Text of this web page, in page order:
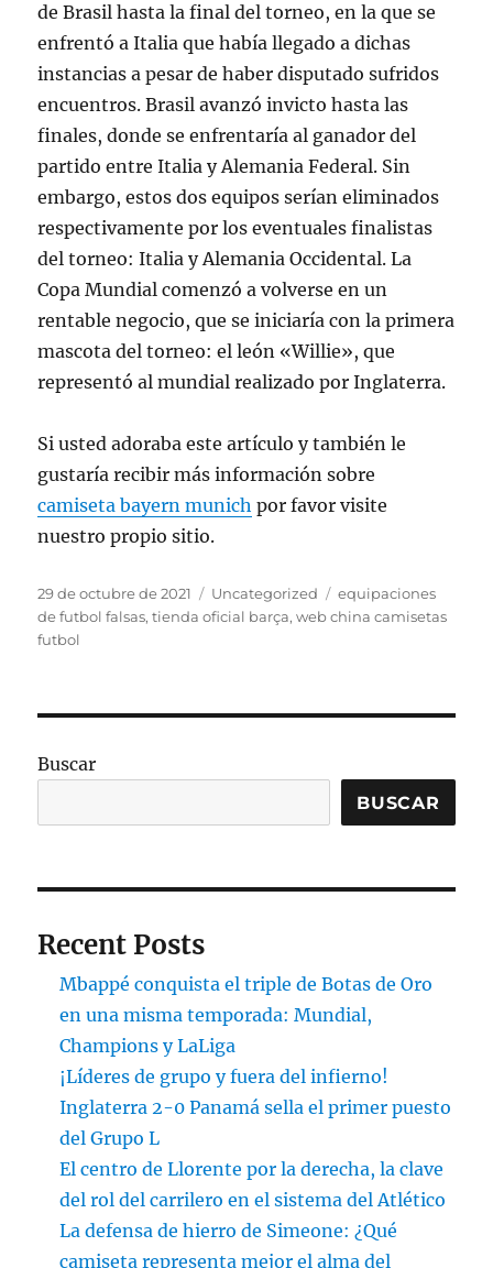
de Brasil hasta la final del torneo, en la que se
enfrentó a Italia que había llegado a dichas
instancias a pesar de haber disputado sufridos
encuentros. Brasil avanzó invicto hasta las
finales, donde se enfrentaría al ganador del
partido entre Italia y Alemania Federal. Sin
embargo, estos dos equipos serían eliminados
respectivamente por los eventuales finalistas
del torneo: Italia y Alemania Occidental. La
Copa Mundial comenzó a volverse en un
rentable negocio, que se iniciaría con la primera
mascota del torneo: el león «Willie», que
representó al mundial realizado por Inglaterra.
Si usted adoraba este artículo y también le
gustaría recibir más información sobre
camiseta bayern munich por favor visite
nuestro propio sitio.
Publicado
el
29 de octubre de 2021 Categorías
Uncategorized Etiquetas
equipaciones
de futbol falsas,tienda oficial barça,web china camisetas
futbol
Buscar
BUSCAR
Recent Posts
Mbappé conquista el triple de Botas de Oro
en una misma temporada: Mundial,
Champions y LaLiga
¡Líderes de grupo y fuera del infierno!
Inglaterra 2-0 Panamá sella el primer puesto
del Grupo L
El centro de Llorente por la derecha, la clave
del rol del carrilero en el sistema del Atlético
La defensa de hierro de Simeone: ¿Qué
camiseta representa mejor el alma del